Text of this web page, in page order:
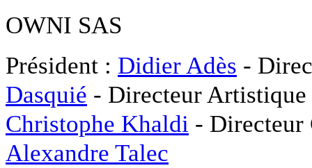
OWNI SAS
Président : Didier Adès -
Dasquié - Directeur
Christophe Khaldi -
Alexandre Talec